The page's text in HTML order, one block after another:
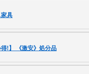
具
得!】 《激安》処分品